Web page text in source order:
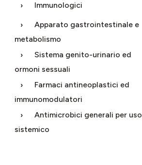
Immunologici
Apparato gastrointestinale e
metabolismo
Sistema genito-urinario ed
ormoni sessuali
Farmaci antineoplastici ed
immunomodulatori
Antimicrobici generali per uso
sistemico